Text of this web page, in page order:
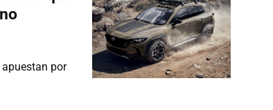
apuestan por